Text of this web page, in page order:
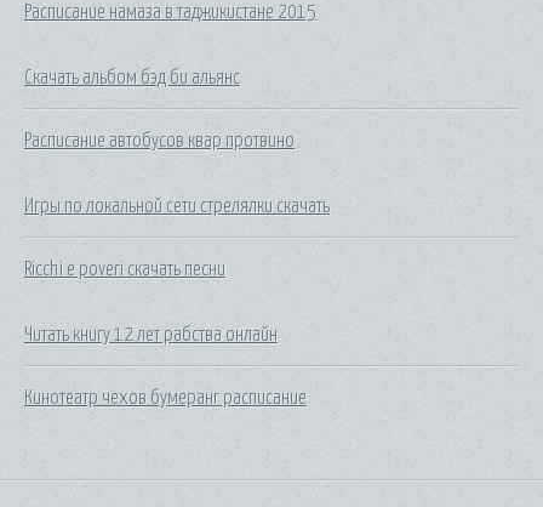
Расписание намаза в таджикистане 2015
Скачать альбом бэд би альянс
Расписание автобусов квар протвино
Игры по локальной сети стрелялки скачать
Ricchi e poveri скачать песни
Читать книгу 12 лет рабства онлайн
Кинотеатр чехов бумеранг расписание